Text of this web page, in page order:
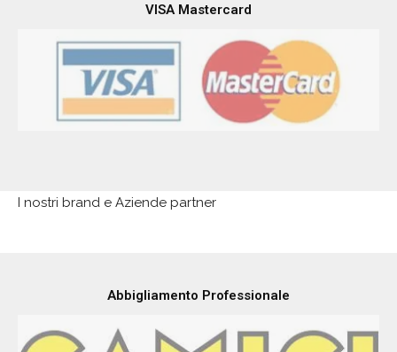
VISA Mastercard
I nostri brand e Aziende partner
Abbigliamento Professionale